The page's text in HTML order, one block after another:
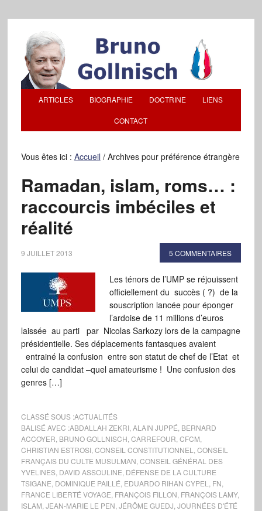
ARTICLES BIOGRAPHIE DOCTRINE LIENS
CONTACT
Vous êtes ici : Accueil /Archives pour préférence étrangère
Ramadan, islam, roms… :
raccourcis imbéciles et
réalité
9 JUILLET 2013 5 COMMENTAIRES
Les ténors de l’UMP se réjouissent
officiellement du succès ( ?) de la
souscription lancée pour éponger
l’ardoise de 11 millions d’euros
laissée au parti par Nicolas Sarkozy lors de la campagne
présidentielle. Ses déplacements fantasques avaient
entrainé la confusion entre son statut de chef de l’Etat et
celui de candidat –quel amateurisme ! Une confusion des
genres […]
CLASSÉ SOUS :ACTUALITÉS
BALISÉ AVEC :ABDALLAH ZEKRI, ALAIN JUPPÉ BERNARD
ACCOYER BRUNO GOLLNISCH CARREFOUR CFCM
CHRISTIAN ESTROSI, CONSEIL CONSTITUTIONNEL
CONSEIL
FRANÇAIS DU CULTE MUSULMAN CONSEIL GÉNÉRAL DES
YVELINES, DAVID ASSOULINE DÉFENSE DE LA CULTURE
TSIGANE DOMINIQUE PAILLÉ EDUARDO RIHAN CYPEL FN
FRANCE LIBERTÉ VOYAGE FRANÇOIS FILLON FRANÇOIS LAMY,
ISLAM JEAN-MARIE LE PEN JÉRÔME GUEDJ JOURNÉES D'ÉTÉ